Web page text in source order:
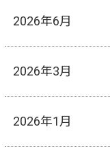
2026年6月
2026年3月
2026年1月